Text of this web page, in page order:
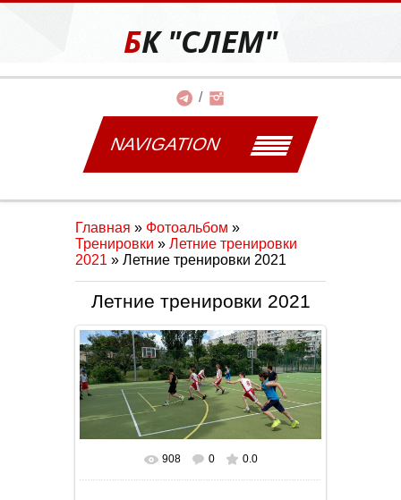
БК "СЛЕМ"
NAVIGATION
Главная » Фотоальбом »
Тренировки » Летние тренировки
2021 » Летние тренировки 2021
Летние тренировки 2021
В реальном размере 1280x576
908 0 0.0